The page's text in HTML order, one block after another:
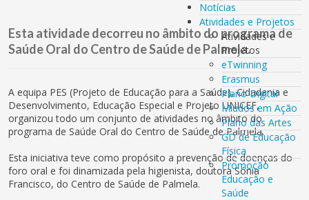
Notícias
Atividades e Projetos
Atividades e
Projetos
eTwinning
Erasmus
Plano Digital
Miúdos em Ação
Plano das Artes
GD de Educação
Física
Promoção
Educação e
Saúde
Esta atividade decorreu no âmbito do programa de
Saúde Oral do Centro de Saúde de Palmela.
A equipa PES (Projeto de Educação para a Saúde), Cidadania e
Desenvolvimento, Educação Especial e Projeto UNICEF,
organizou todo um conjunto de atividades no âmbito do
programa de Saúde Oral do Centro de Saúde de Palmela.
Esta iniciativa teve como propósito a prevenção de doenças do
foro oral e foi dinamizada pela higienista, doutora Sónia
Francisco, do Centro de Saúde de Palmela.